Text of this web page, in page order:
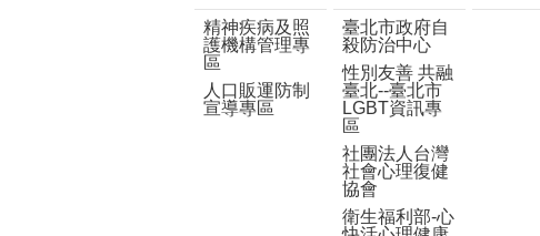
精神疾病及照
護機構管理專
區
人口販運防制
宣導專區
臺北市政府自
殺防治中心
性別友善 共融
臺北--臺北市
LGBT資訊專
區
社團法人台灣
社會心理復健
協會
衛生福利部-心